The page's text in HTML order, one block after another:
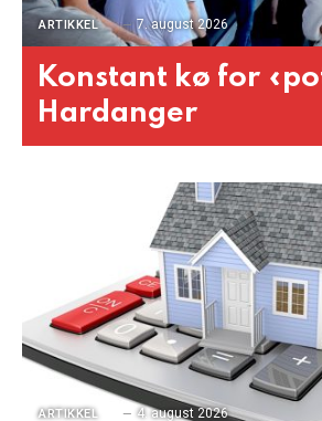
ARTIKKEL 7. august 2026
Konstant kø for
Hardanger
ARTIKKEL 4. august 2026